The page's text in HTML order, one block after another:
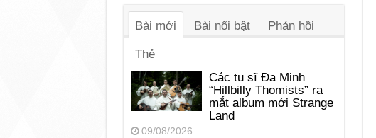
Bài mới Bài nổi bật Phản hồi
Thẻ
Các tu sĩ Đa Minh
“Hillbilly Thomists” ra
mắt album mới Strange
Land
09/08/2026